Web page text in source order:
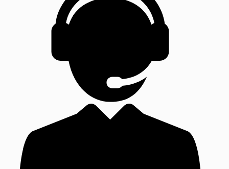
6,45€